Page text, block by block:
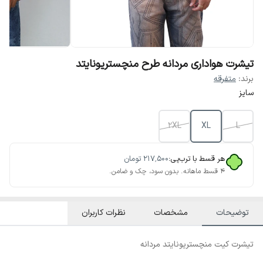
تیشرت هواداری مردانه طرح منچستریونایتد
برند: متفرقه
سایز
L
XL
2XL
هر قسط با ترب‌پی:۲۱۷٬۵۰۰ تومان
۴ قسط ماهانه. بدون سود، چک و ضامن.
توضیحات مشخصات نظرات کاربران
تیشرت کیت منچستریونایتد مردانه